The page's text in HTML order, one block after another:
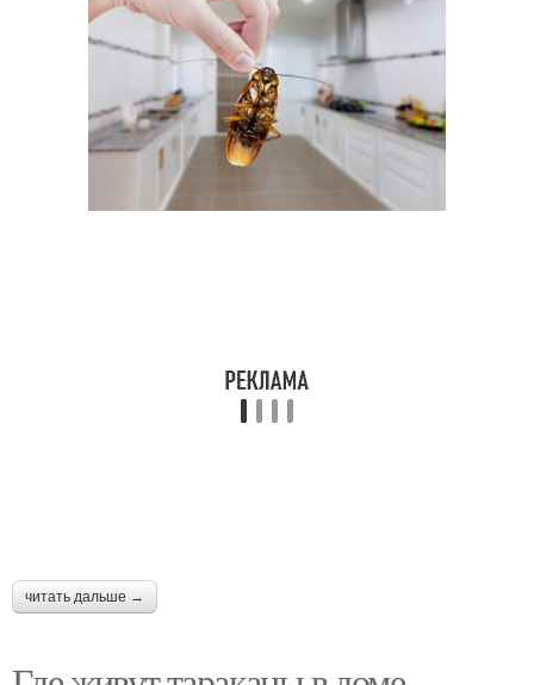
читать дальше →